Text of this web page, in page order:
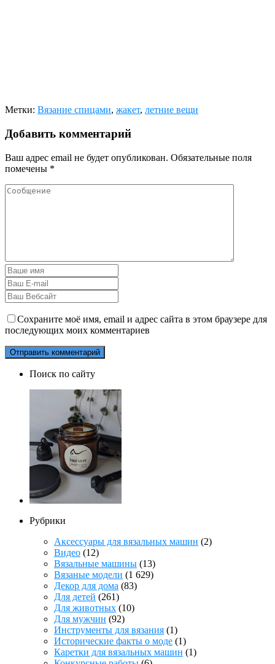
Метки: Вязание спицами, жакет, летние вещи
Добавить комментарий
Ваш адрес email не будет опубликован. Обязательные поля
помечены *
Сохраните моё имя, email и адрес сайта в этом браузере для
последующих моих комментариев
Поиск по сайту
Рубрики
Аксессуары для вязальных машин (2)
Видео (12)
Вязальные машины (13)
Вязаные модели (1 629)
Декор для дома (83)
Для детей (261)
Для животных (10)
Для мужчин (92)
Инструменты для вязания (1)
Исторические факты о моде (1)
Каретки для вязальных машин (1)